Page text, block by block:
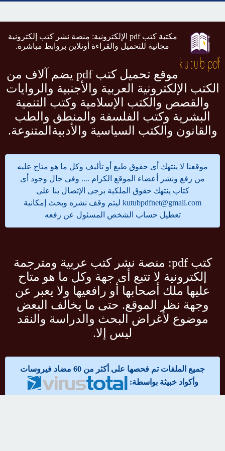
مكتبة كتب pdf الإلكترونية: منصة نشر كتب إلكترونية
مجانية للتحميل والقراءة أونلاين بروابط مباشرة.
موقع تحميل كتب pdf يضم آلاف من
الكتب الإلكترونية العربية والأجنبية والروايات
والقصص والكتب الإسلامية وكتب التنمية
البشرية وكتب الفلسفة والمنطق والطب
والقانون والكتب السياسية والأدبيةالمتنوعة.
موقعنا لا ينتهك أى حقوق طبع أو تأليف وكل ما هو متاح عليه
من رفع ونشر أعضاء الموقع الكرام .... وفى حال وجود أى
كتاب ينتهك حقوق الملكية برجى الإتصال بنا على
kutubpdfnet@gmail.com ليتم وقف نشره وبحث إمكانية
تعطيل حساب الشخص المسئول عن رفعه
كتب pdf: منصة نشر كتب عربية ومترجمة
إلكترونية لا تتبع أى جهة وكل ما هو متاح
عليها ملك أصحابها أو رافعيها ولا يعبر عن
وجهة نظر الموقع. حتى ما يخالف البعض
موضوع لأغراض البحث والدراسة والنقد
ليس إلا.
جميع الملفات تم فحصها على أكثر من 60 مضاد فيروسات
وأكواد خبيثة بواسطة: